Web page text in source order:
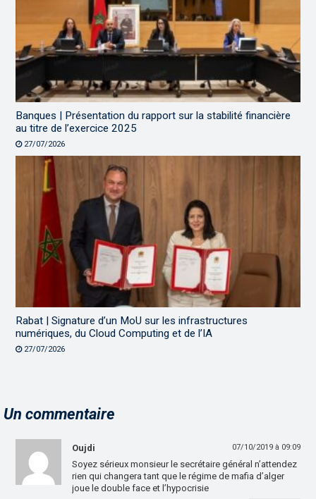
Banques | Présentation du rapport sur la stabilité financière
au titre de l’exercice 2025
27/07/2026
Rabat | Signature d’un MoU sur les infrastructures
numériques, du Cloud Computing et de l’IA
27/07/2026
Un commentaire
Oujdi 07/10/2019 à 09:09
Soyez sérieux monsieur le secrétaire général n’attendez
rien qui changera tant que le régime de mafia d’alger
joue le double face et l’hypocrisie